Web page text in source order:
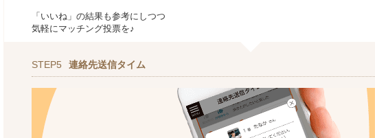
「いいね」の結果も参考にしつつ
気軽にマッチング投票を♪
STEP5 連絡先送信タイム